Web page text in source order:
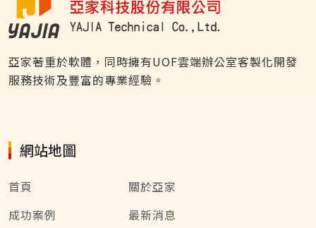
亞家著重於軟體，同時擁有UOF雲端辦公室客製化開發
服務技術及豐富的專業經驗。
網站地圖
首頁
關於亞家
成功案例
最新消息